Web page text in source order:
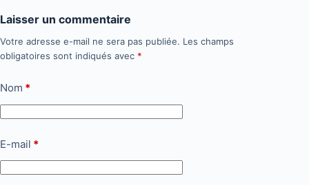
Laisser un commentaire
Votre adresse e-mail ne sera pas publiée. Les champs
obligatoires sont indiqués avec *
Nom *
E-mail *